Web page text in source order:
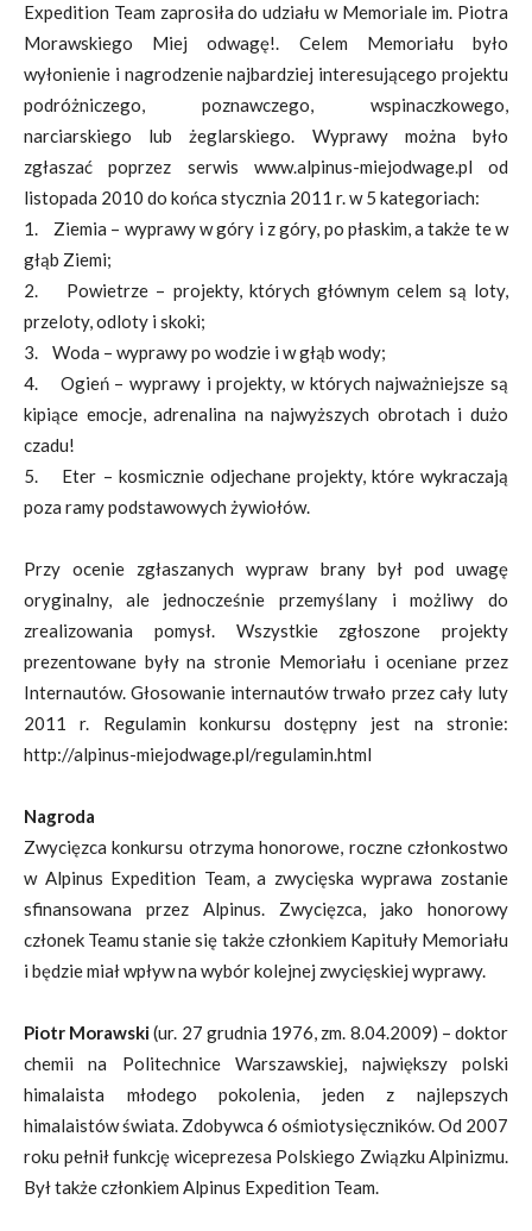
Expedition Team zaprosiła do udziału w Memoriale im. Piotra
Morawskiego Miej odwagę!. Celem Memoriału było
wyłonienie i nagrodzenie najbardziej interesującego projektu
podróżniczego, poznawczego, wspinaczkowego,
narciarskiego lub żeglarskiego. Wyprawy można było
zgłaszać poprzez serwis www.alpinus-miejodwage.pl od
listopada 2010 do końca stycznia 2011 r. w 5 kategoriach:
1. Ziemia – wyprawy w góry i z góry, po płaskim, a także te w
głąb Ziemi;
2. Powietrze – projekty, których głównym celem są loty,
przeloty, odloty i skoki;
3. Woda – wyprawy po wodzie i w głąb wody;
4. Ogień – wyprawy i projekty, w których najważniejsze są
kipiące emocje, adrenalina na najwyższych obrotach i dużo
czadu!
5. Eter – kosmicznie odjechane projekty, które wykraczają
poza ramy podstawowych żywiołów.
Przy ocenie zgłaszanych wypraw brany był pod uwagę
oryginalny, ale jednocześnie przemyślany i możliwy do
zrealizowania pomysł. Wszystkie zgłoszone projekty
prezentowane były na stronie Memoriału i oceniane przez
Internautów. Głosowanie internautów trwało przez cały luty
2011 r. Regulamin konkursu dostępny jest na stronie:
http://alpinus-miejodwage.pl/regulamin.html
Nagroda
Zwycięzca konkursu otrzyma honorowe, roczne członkostwo
w Alpinus Expedition Team, a zwycięska wyprawa zostanie
sfinansowana przez Alpinus. Zwycięzca, jako honorowy
członek Teamu stanie się także członkiem Kapituły Memoriału
i będzie miał wpływ na wybór kolejnej zwycięskiej wyprawy.
Piotr Morawski(ur. 27 grudnia 1976, zm. 8.04.2009) – doktor
chemii na Politechnice Warszawskiej, największy polski
himalaista młodego pokolenia, jeden z najlepszych
himalaistów świata. Zdobywca 6 ośmiotysięczników. Od 2007
roku pełnił funkcję wiceprezesa Polskiego Związku Alpinizmu.
Był także członkiem Alpinus Expedition Team.